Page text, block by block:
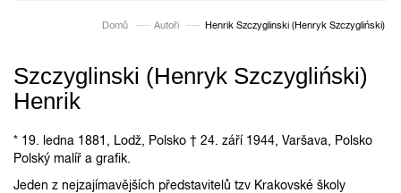
Domů Autoři Henrik Szczyglinski (Henryk Szczygliński)
Szczyglinski (Henryk Szczygliński)
Henrik
* 19. ledna 1881, Lodž, Polsko † 24. září 1944, Varšava, Polsko
Polský malíř a grafik.
Jeden z nejzajímavějších představitelů tzv Krakovské školy